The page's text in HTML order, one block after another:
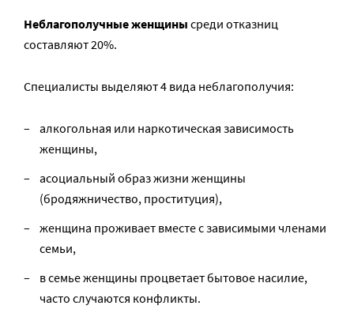
Неблагополучные женщины среди отказниц
составляют 20%.
Специалисты выделяют 4 вида неблагополучия:
алкогольная или наркотическая зависимость
женщины,
асоциальный образ жизни женщины
(бродяжничество, проституция),
женщина проживает вместе с зависимыми членами
семьи,
в семье женщины процветает бытовое насилие,
часто случаются конфликты.